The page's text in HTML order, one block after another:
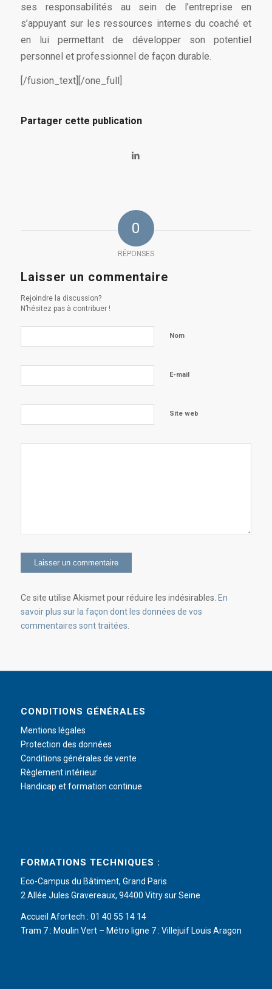
ses responsabilités au sein de l’entreprise en
s’appuyant sur les ressources internes du coaché et
en lui permettant de développer son potentiel
personnel et professionnel de façon durable.
[/fusion_text][/one_full]
Partager cette publication
0
RÉPONSES
Laisser un commentaire
Rejoindre la discussion?
N’hésitez pas à contribuer !
Nom
E-mail
Site web
Ce site utilise Akismet pour réduire les indésirables. En
savoir plus sur la façon dont les données de vos
commentaires sont traitées
CONDITIONS GÉNÉRALES
Mentions légales
Protection des données
Conditions générales de vente
Règlement intérieur
Handicap et formation continue
FORMATIONS TECHNIQUES :
Eco-Campus du Bâtiment, Grand Paris
2 Allée Jules Gravereaux, 94400 Vitry sur Seine
Accueil Afortech : 01 40 55 14 14
Tram 7 : Moulin Vert – Métro ligne 7 : Villejuif Louis Aragon